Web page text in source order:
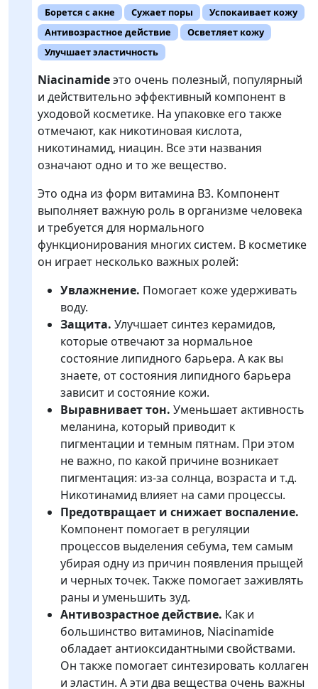
Борется с акне Сужает поры
Успокаивает кожу
Антивозрастное действие
Осветляет кожу
Улучшает эластичность
Niacinamideэто очень полезный, популярный
и действительно эффективный компонент в
уходовой косметике. На упаковке его также
отмечают, как никотиновая кислота,
никотинамид, ниацин. Все эти названия
означают одно и то же вещество.
Это одна из форм витамина В3. Компонент
выполняет важную роль в организме человека
и требуется для нормального
функционирования многих систем. В косметике
он играет несколько важных ролей:
Увлажнение. Помогает коже удерживать
воду.
Защита. Улучшает синтез керамидов,
которые отвечают за нормальное
состояние липидного барьера. А как вы
знаете, от состояния липидного барьера
зависит и состояние кожи.
Выравнивает тон. Уменьшает активность
меланина, который приводит к
пигментации и темным пятнам. При этом
не важно, по какой причине возникает
пигментация: из-за солнца, возраста и т.д.
Никотинамид влияет на сами процессы.
Предотвращает и снижает воспаление.
Компонент помогает в регуляции
процессов выделения себума, тем самым
убирая одну из причин появления прыщей
и черных точек. Также помогает заживлять
раны и уменьшить зуд.
Антивозрастное действие. Как и
большинство витаминов, Niacinamide
обладает антиоксидантными свойствами.
Он также помогает синтезировать коллаген
и эластин. А эти два вещества очень важны